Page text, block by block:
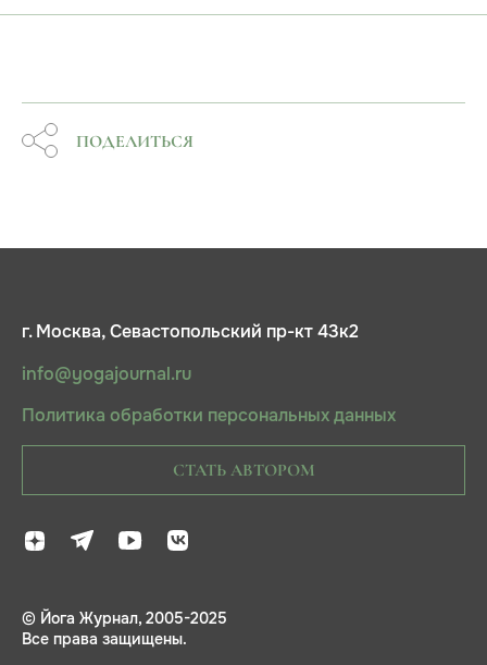
ПОДЕЛИТЬСЯ
г. Москва, Севастопольский пр-кт 43к2
info@yogajournal.ru
Политика обработки персональных данных
СТАТЬ АВТОРОМ
© Йога Журнал, 2005-2025
Все права защищены.